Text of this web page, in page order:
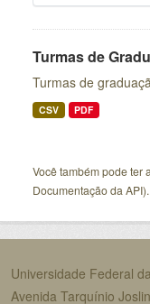
Turmas de
Turmas de
CSV PDF
Você também pode ter
Documentação da API).
Universidade Federal
Avenida Tarquínio